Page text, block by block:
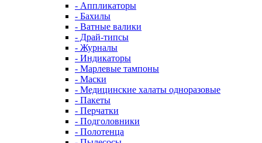
- Аппликаторы
- Бахилы
- Ватные валики
- Драй-типсы
- Журналы
- Индикаторы
- Марлевые тампоны
- Маски
- Медицинские халаты одноразовые
- Пакеты
- Перчатки
- Подголовники
- Полотенца